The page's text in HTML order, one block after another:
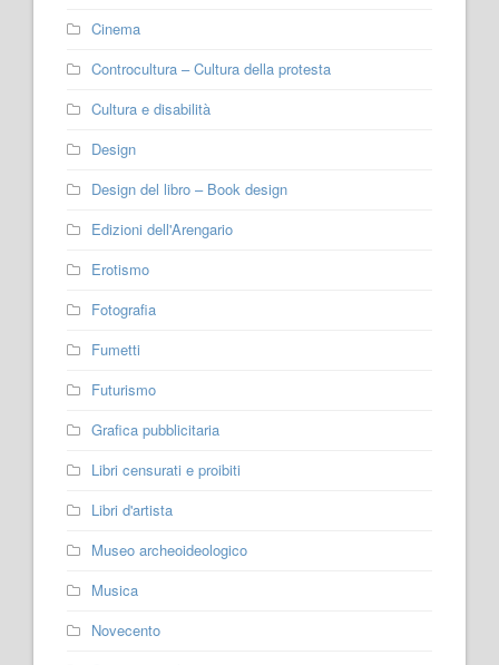
Cinema
Controcultura – Cultura della protesta
Cultura e disabilità
Design
Design del libro – Book design
Edizioni dell'Arengario
Erotismo
Fotografia
Fumetti
Futurismo
Grafica pubblicitaria
Libri censurati e proibiti
Libri d'artista
Museo archeoideologico
Musica
Novecento